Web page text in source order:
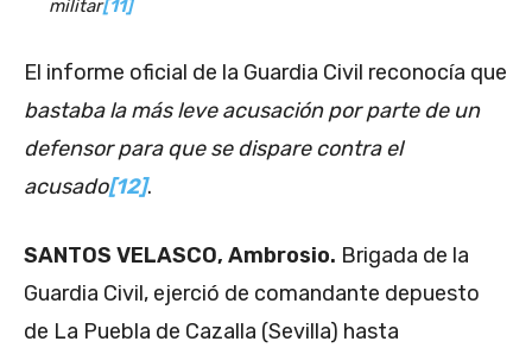
militar[11]
El informe oficial de la Guardia Civil reconocía que
bastaba la más leve acusación por parte de un
defensor para que se dispare contra el
acusado[12].
SANTOS VELASCO, Ambrosio. Brigada de la
Guardia Civil, ejerció de comandante depuesto
de La Puebla de Cazalla (Sevilla) hasta